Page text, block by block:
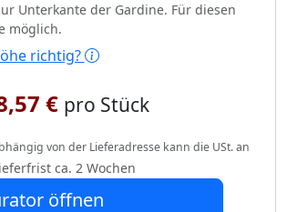
Unterkante der Gardine. Für diesen
möglich.
richtig?
€ pro Stück
von der Lieferadresse kann die USt. an
ca. 2 Wochen
öffnen